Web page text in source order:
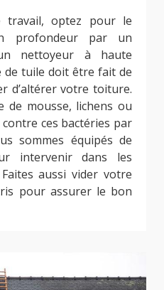
travail, optez pour le
profondeur par un
nettoyeur à haute
de tuile doit être fait de
d’altérer votre toiture.
de mousse, lichens ou
ces bactéries par
sommes équipés de
intervenir dans les
aussi vider votre
pour assurer le bon